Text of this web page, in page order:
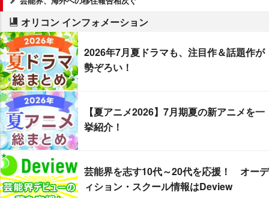
オリコン インフォメーション
2026年7月夏ドラマも、注目作＆話題作が
勢ぞろい！
【夏アニメ2026】7月期夏の新アニメを一
挙紹介！
芸能界を志す10代～20代を応援！ オーデ
ィション・スクール情報はDeview